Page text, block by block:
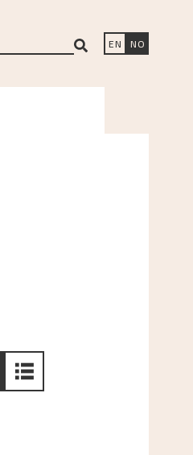
EN NO